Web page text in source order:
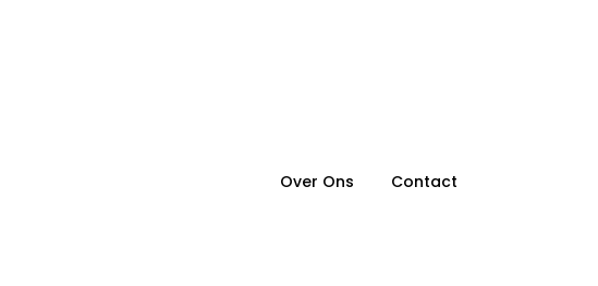
Over Ons Contact